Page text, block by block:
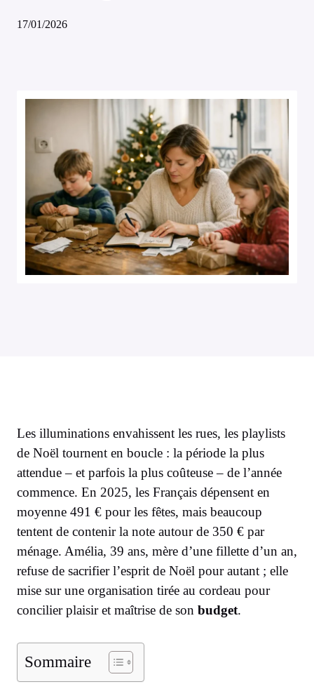
17/01/2026
Les illuminations envahissent les rues, les playlists
de Noël tournent en boucle : la période la plus
attendue – et parfois la plus coûteuse – de l’année
commence. En 2025, les Français dépensent en
moyenne 491 € pour les fêtes, mais beaucoup
tentent de contenir la note autour de 350 € par
ménage. Amélia, 39 ans, mère d’une fillette d’un an,
refuse de sacrifier l’esprit de Noël pour autant ; elle
mise sur une organisation tirée au cordeau pour
concilier plaisir et maîtrise de son budget.
Sommaire